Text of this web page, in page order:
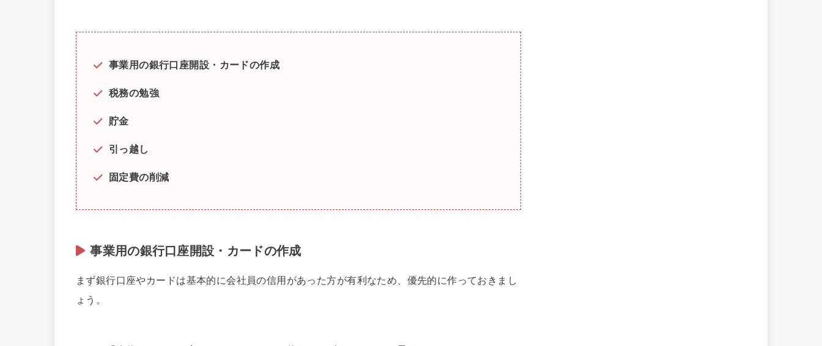
事業用の銀行口座開設・カードの作成
税務の勉強
貯金
引っ越し
固定費の削減
事業用の銀行口座開設・カードの作成
まず銀行口座やカードは基本的に会社員の信用があった方が有利なため、優先的に作っておきまし
ょう。